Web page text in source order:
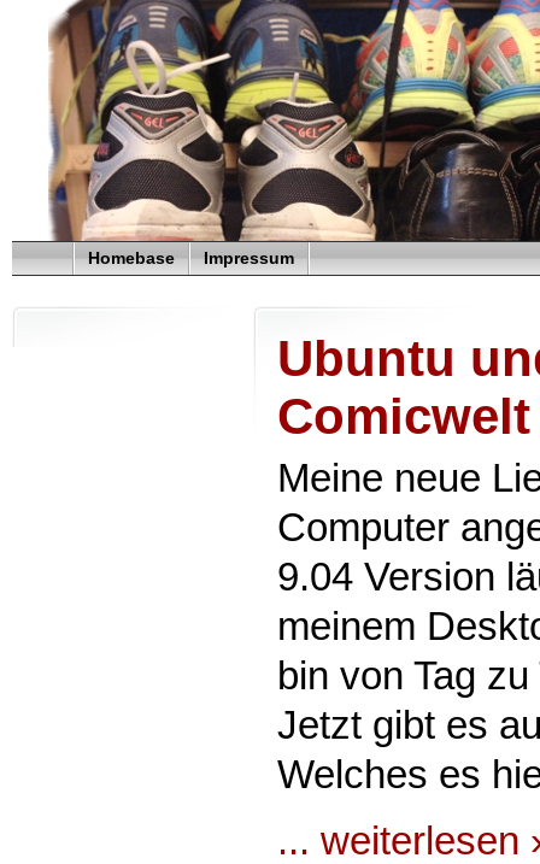
Homebase Impressum
Ubuntu
Comicwelt
Meine neue
Computer
9.04 Version
meinem
bin von Tag
Jetzt gibt es
Welches es
... weiterlesen